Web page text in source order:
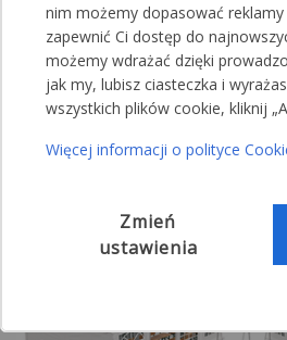
nim możemy dopasować
zapewnić Ci dostęp do
możemy wdrażać dzięki
jak my, lubisz ciasteczka i
wszystkich plików cookie, kliknij
Więcej informacji o polityce
Zmień
ustawienia